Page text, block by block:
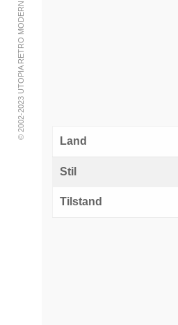
© 2002-2023 UTOPIA RETRO MODERN
Land
Stil
Tilstand